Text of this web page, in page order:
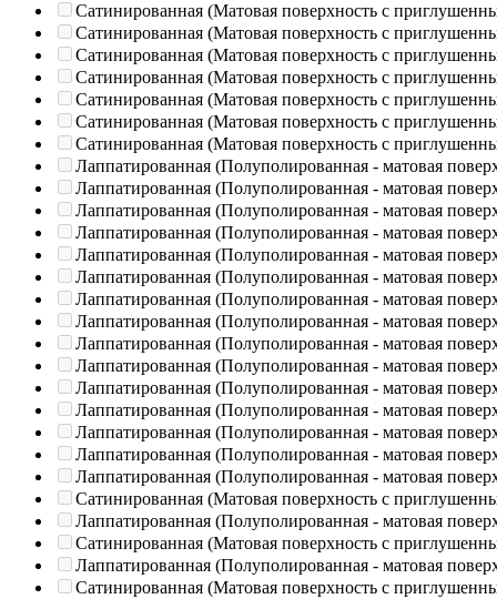
Сатинированная (Матовая поверхность с
Сатинированная (Матовая поверхность с
Сатинированная (Матовая поверхность с
Сатинированная (Матовая поверхность с
Сатинированная (Матовая поверхность с
Сатинированная (Матовая поверхность с
Сатинированная (Матовая поверхность с
Лаппатированная (Полуполированная - матовая
Лаппатированная (Полуполированная - матовая
Лаппатированная (Полуполированная - матовая
Лаппатированная (Полуполированная - матовая
Лаппатированная (Полуполированная - матовая
Лаппатированная (Полуполированная - матовая
Лаппатированная (Полуполированная - матовая
Лаппатированная (Полуполированная - матовая
Лаппатированная (Полуполированная - матовая
Лаппатированная (Полуполированная - матовая
Лаппатированная (Полуполированная - матовая
Лаппатированная (Полуполированная - матовая
Лаппатированная (Полуполированная - матовая
Лаппатированная (Полуполированная - матовая
Лаппатированная (Полуполированная - матовая
Сатинированная (Матовая поверхность с
Лаппатированная (Полуполированная - матовая
Сатинированная (Матовая поверхность с
Лаппатированная (Полуполированная - матовая
Сатинированная (Матовая поверхность с